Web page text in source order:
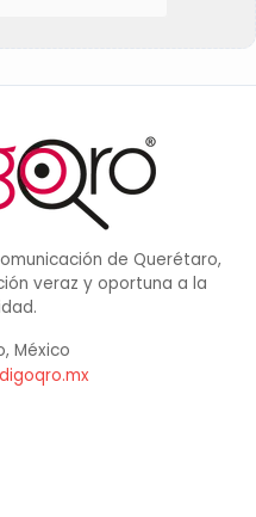
de Querétaro,
veraz y oportuna a la
México